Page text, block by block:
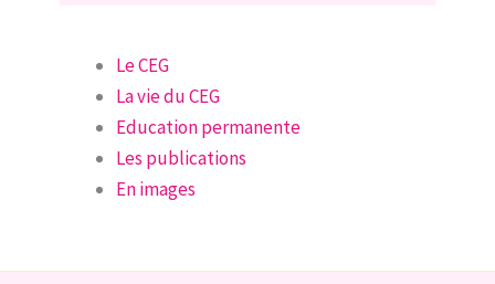
Le CEG
La vie du CEG
Education permanente
Les publications
En images